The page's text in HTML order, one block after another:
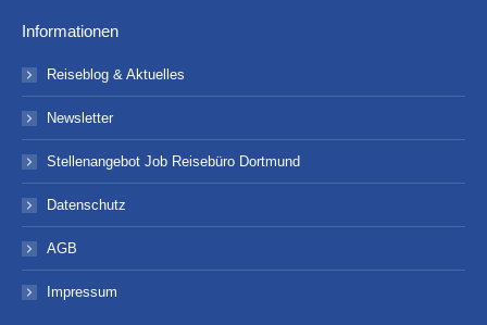
Informationen
Reiseblog & Aktuelles
Newsletter
Stellenangebot Job Reisebüro Dortmund
Datenschutz
AGB
Impressum